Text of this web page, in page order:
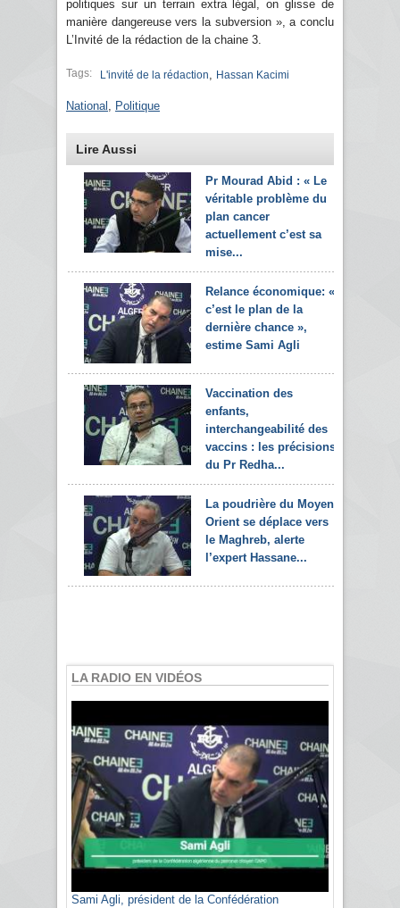
politiques sur un terrain extra légal, on glisse de
manière dangereuse vers la subversion », a conclu
L’Invité de la rédaction de la chaine 3.
Tags: L'invité de la rédaction Hassan Kacimi
National Politique
Lire Aussi
Pr Mourad Abid : « Le
véritable problème du
plan cancer
actuellement c’est sa
mise...
Relance économique: «
c’est le plan de la
dernière chance »,
estime Sami Agli
Vaccination des
enfants,
interchangeabilité des
vaccins : les précisions
du Pr Redha...
La poudrière du Moyen-
Orient se déplace vers
le Maghreb, alerte
l’expert Hassane...
LA RADIO EN VIDÉOS
Sami Agli, président de la Confédération